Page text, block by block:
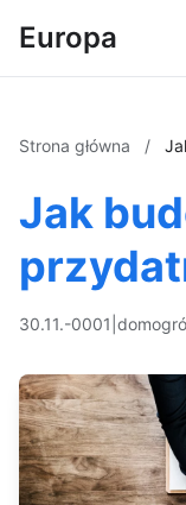
Europa
Strona główna /
Jak
30.11.-0001 dom